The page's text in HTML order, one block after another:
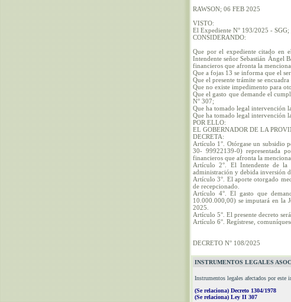
RAWSON; 06 FEB 2025
VISTO:
El Expediente N° 193/2025 - SGG;
CONSIDERANDO:
Que por el expediente citado en
Intendente señor Sebastián Ángel
financieros que afronta la
Que a fojas 13 se informa que el
Que el presente trámite se
Que no existe impedimento para
Que el gasto que demande el
N° 307;
Que ha tomado legal intervención
Que ha tomado legal intervención
POR ELLO:
EL GOBERNADOR DE LA
DECRETA:
Artículo 1°. Otórgase un subsidio
30- 99922139-0) representada
financieros que afronta la
Artículo 2°. El Intendente de la
administración y debida inversión
Artículo 3°. El aporte otorgado
de recepcionado.
Artículo 4°. El gasto que
10.000.000,00) se imputará en la
2025.
Artículo 5°. El presente decreto
Artículo 6°. Regístrese,
DECRETO N° 108/2025
INSTRUMENTOS LEGALES
Instrumentos legales afectados por este
(Se relaciona) Decreto 1304/1978
(Se relaciona) Ley II 307